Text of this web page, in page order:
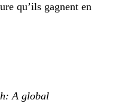
qu’ils gagnent en
A global